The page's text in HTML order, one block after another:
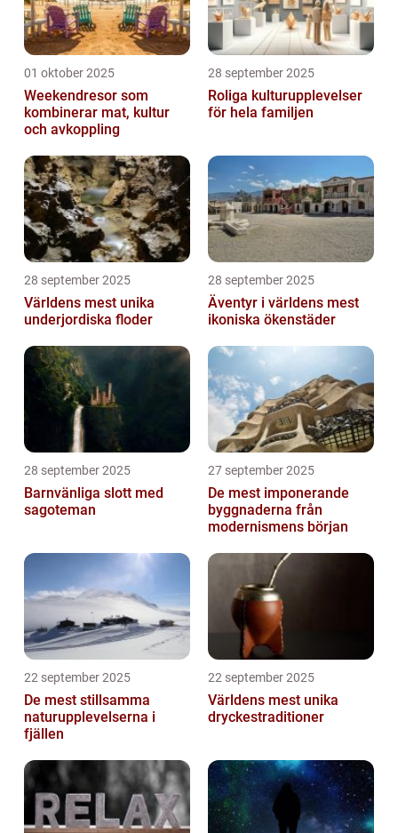
01 oktober 2025
Weekendresor som
kombinerar mat, kultur
och avkoppling
28 september 2025
Roliga kulturupplevelser
för hela familjen
28 september 2025
Världens mest unika
underjordiska floder
28 september 2025
Äventyr i världens mest
ikoniska ökenstäder
28 september 2025
Barnvänliga slott med
sagoteman
27 september 2025
De mest imponerande
byggnaderna från
modernismens början
22 september 2025
De mest stillsamma
naturupplevelserna i
fjällen
22 september 2025
Världens mest unika
dryckestraditioner